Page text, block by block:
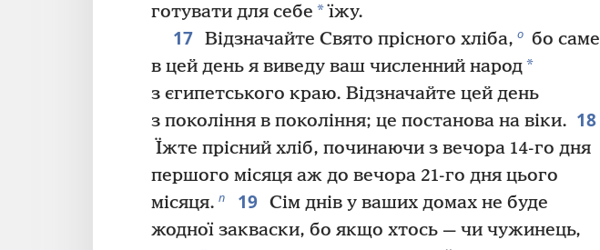
готувати для себе *їжу.
17 Відзначайте Свято прісного хліба, о бо саме
в цей день я виведу ваш численний народ*
з єгипетського краю. Відзначайте цей день
з покоління в покоління; це постанова на віки. 18
Їжте прісний хліб, починаючи з вечора 14-го дня
першого місяця аж до вечора 21-го дня цього
місяця. п 19 Сім днів у ваших домах не буде
жодної закваски, бо якщо хтось — чи чужинець,